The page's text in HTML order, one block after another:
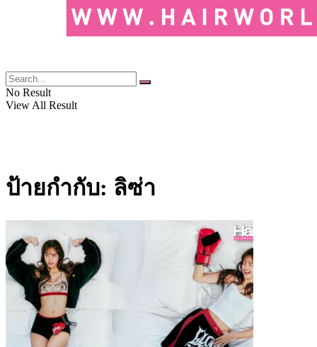
No Result
View All Result
ป้ายกำกับ: ลิซ่า